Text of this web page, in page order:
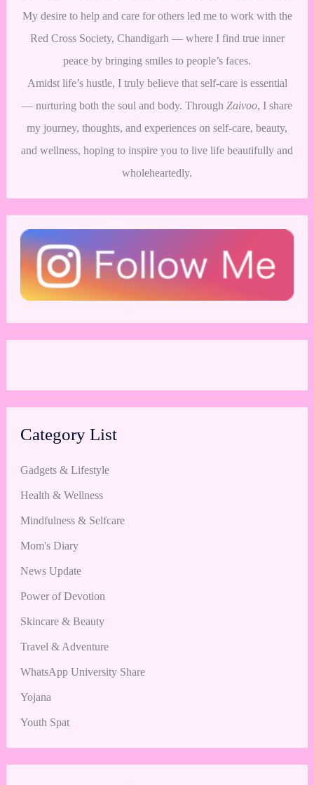
My desire to help and care for others led me to work with the
Red Cross Society, Chandigarh — where I find true inner
peace by bringing smiles to people’s faces.
Amidst life’s hustle, I truly believe that self-care is essential
— nurturing both the soul and body. Through Zaivoo, I share
my journey, thoughts, and experiences on self-care, beauty,
and wellness, hoping to inspire you to live life beautifully and
wholeheartedly.
Category List
Gadgets & Lifestyle
Health & Wellness
Mindfulness & Selfcare
Mom's Diary
News Update
Power of Devotion
Skincare & Beauty
Travel & Adventure
WhatsApp University Share
Yojana
Youth Spat